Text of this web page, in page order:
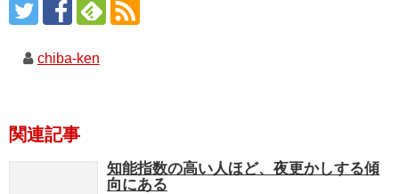
chiba-ken
関連記事
知能指数の高い人ほど、夜更かしする傾
向にある